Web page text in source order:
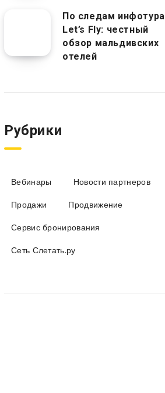
По следам инфотура
Let’s Fly: честный
обзор мальдивских
отелей
Рубрики
Вебинары
Новости партнеров
Продажи
Продвижение
Сервис бронирования
Сеть Слетать.ру